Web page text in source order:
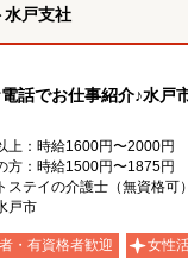
水戸支社
話でお仕事紹介♪水戸
上：時給1600円〜2000円
方：時給1500円〜1875円
ステイの介護士（無資格可）
戸市
・有資格者歓迎 女性